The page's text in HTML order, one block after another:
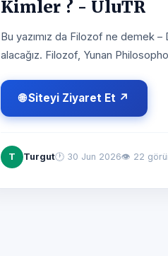
Kimler ? - UluTR
Bu yazımız da Filozof ne demek
alacağız. Filozof, Yunan
🌐 Siteyi Ziyaret Et ↗
T Turgut🕐 30 Jun 2026👁 22